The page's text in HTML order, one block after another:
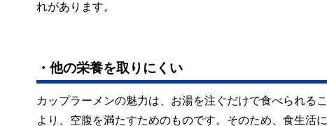
れがあります。
・他の栄養を取りにくい
カップラーメンの魅力は、お湯を注ぐだけで食べられる
より、空腹を満たすためのものです。そのため、食生活